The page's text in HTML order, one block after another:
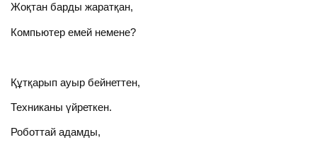
Жоқтан барды жаратқан,
Компьютер емей немене?
Құтқарып ауыр бейнеттен,
Техниканы үйреткен.
Роботтай адамды,